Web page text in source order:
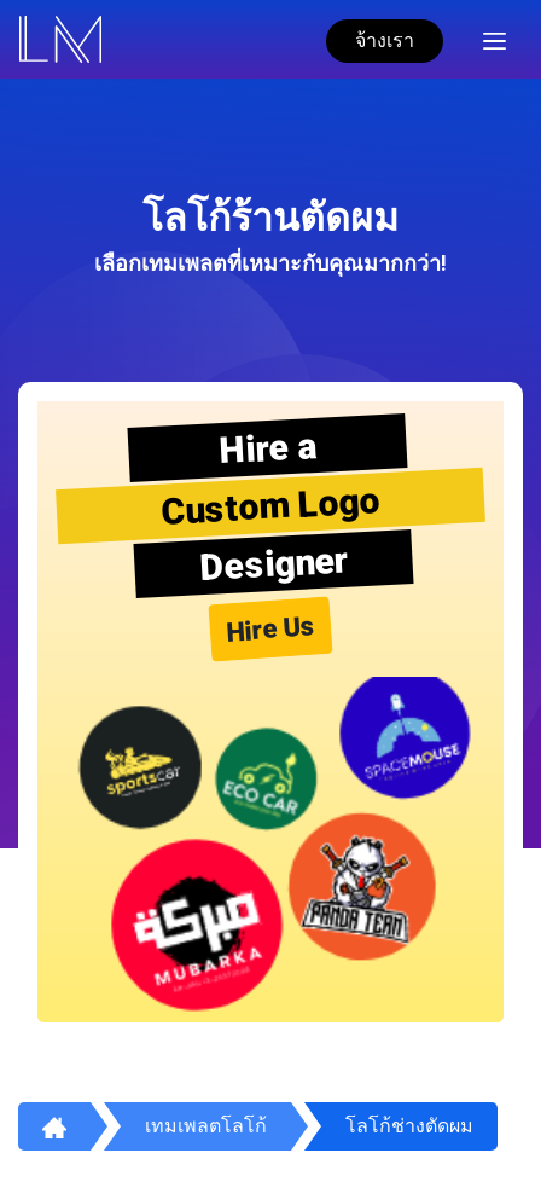
จ้างเรา
โลโก้ร้านตัดผม
เลือกเทมเพลตที่เหมาะกับคุณมากกว่า!
Hire a
Custom Logo
Designer
Hire Us
เทมเพลตโลโก้ โลโก้ช่างตัดผม